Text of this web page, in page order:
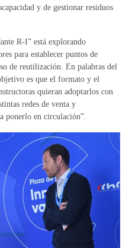
y de gestionar residuos
R-I” está explorando
para establecer puntos de
de reutilización. En palabras del
es que el formato y el
quieran adoptarlos con
redes de venta y
ponerlo en circulación”.